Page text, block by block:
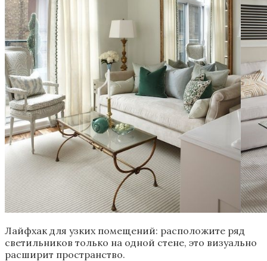
Лайфхак для узких помещений: расположите ряд
светильников только на одной стене, это визуально
расширит пространство.